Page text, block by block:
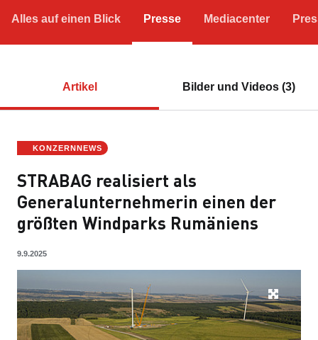
Alles auf einen Blick Presse Mediacenter
Artikel Bilder und Videos (3)
KONZERNNEWS
STRABAG realisiert als
Generalunternehmerin einen der
größten Windparks Rumäniens
9.9.2025